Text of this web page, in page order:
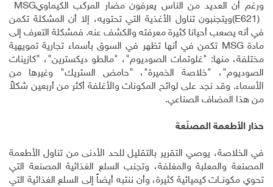
ورغم أن العديد من الناس يعرفون مضار المركب الكيماويMSG
(E621)ويتجنبون تناول الأغذية التي تحتويه، إلا أن المشكلة تكمن
في أنه يصعب أحيانا كثيرة معرفته والكشف عنه. فمشكلة التعرف إلى
مادةMSG تكمن في أنها تظهر في السوق بأسماء تجارية تمويهية
مختلفة، منها: "غلوتمات الصوديوم"، "مالطو ديكسترين"، "كازينات
الصوديوم"، "خلاصة الخميرة"، "حامض الستريك" وغيرها من
الأسماء. وقد نجد على لوائح المكونات والأغلفة أكثر من أربعين شكلاً
من هذا المضاف الصناعي.
حذار الأطعمة المصنّعة
في الخلاصة، يوصي التقرير بالتقليل للحد الأدنى من تناول الأطعمة
المصنعة والمعلبة والمغلفة، وتجنب السلع الغذائية المصنعة التي
تحوي مكونــات كيميائية كثيرة، وأن ننتبه أيضاً إلى السلع الغذائية التي